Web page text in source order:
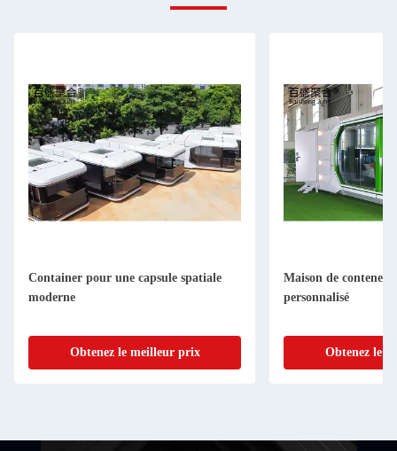
Container pour une capsule spatiale
moderne
Obtenez le meilleur prix
Maison de
personnalisé
Obtenez le